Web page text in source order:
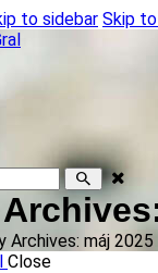
to sidebar Skip
Archives: máj 2025
Close